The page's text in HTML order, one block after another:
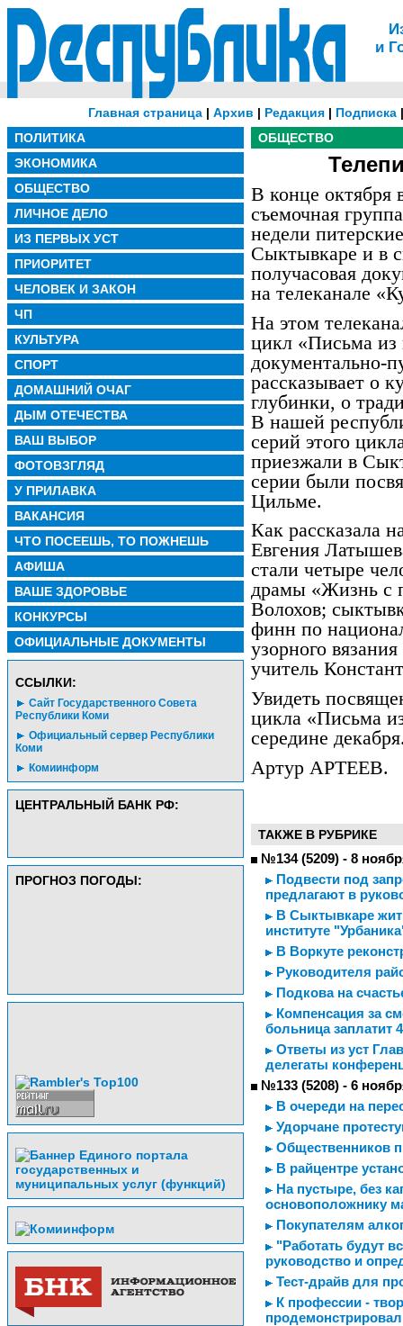
и
Главная страница | Архив | Редакция | Подписка
ПОЛИТИКА
ЭКОНОМИКА
ОБЩЕСТВО
ЛИЧНОЕ ДЕЛО
ИЗ ПЕРВЫХ УСТ
ПРИОРИТЕТ
ЧЕЛОВЕК И ЗАКОН
ЧП
КУЛЬТУРА
СПОРТ
ДОМАШНИЙ ОЧАГ
ДЫМ ОТЕЧЕСТВА
ВАШ ВЫБОР
ФОТОВЗГЛЯД
У ПРИЛАВКА
ВАКАНСИЯ
ЧТО ПОСЕЕШЬ, ТО ПОЖНЕШЬ
АФИША
ВАШЕ ЗДОРОВЬЕ
КОНКУРСЫ
ОФИЦИАЛЬНЫЕ ДОКУМЕНТЫ
CСЫЛКИ:
Сайт Государственного Совета
Республики Коми
Официальный сервер Республики
Коми
Комиинформ
ЦЕНТРАЛЬНЫЙ БАНК РФ:
ПРОГНОЗ ПОГОДЫ:
ОБЩЕСТВО
В конце октября
съемочная
недели
Сыктывкаре и в
получасовая
на телеканале
На этом
цикл «Письма
документально-
рассказывает о
глубинки, о
В нашей
серий этого
приезжали в
серии были
Цильме.
Как рассказала
Евгения
стали четыре
драмы «Жизнь с
Волохов;
финн по
узорного
учитель
Увидеть
цикла «Письма
середине
Артур АРТЕЕВ.
ТАКЖЕ В РУБРИКЕ
№134 (5209) - 8
Подвести под
предлагают в
В Сыктывкаре
институте
В Воркуте
Руководителя
Подкова на
Компенсация за
больница заплатит
Ответы из уст
делегаты
№133 (5208) - 6
В очереди на
Удорчане
Общественников
В райцентре
На пустыре, без
основоположнику
Покупателям
"Работать будут
руководство и
Тест-драйв для
К профессии -